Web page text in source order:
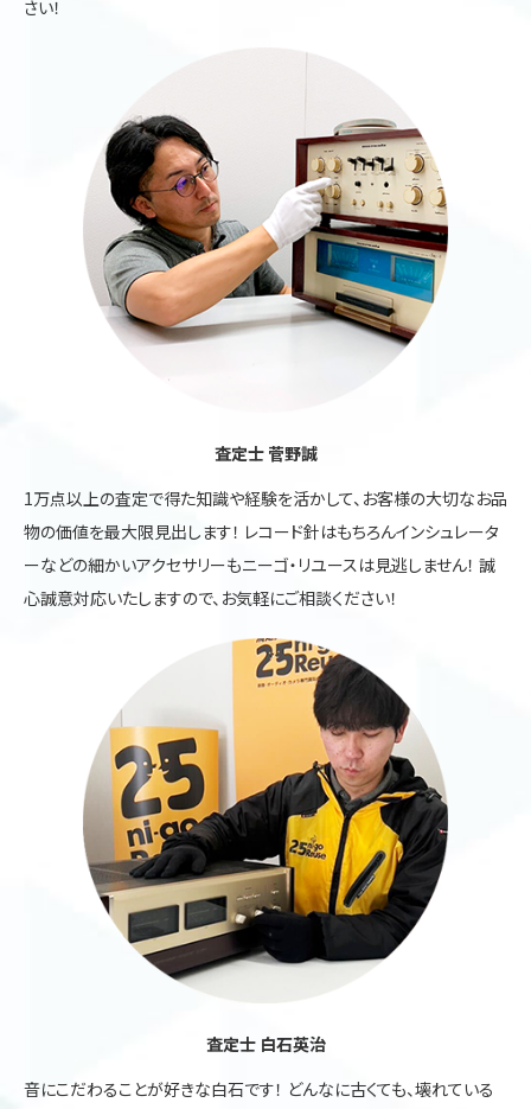
さい！
査定士 菅野誠
1万点以上の査定で得た知識や経験を活かして、お客様の大切なお品
物の価値を最大限見出します！ レコード針はもちろんインシュレータ
ーなどの細かいアクセサリーもニーゴ・リユースは見逃しません！ 誠
心誠意対応いたしますので、お気軽にご相談ください！
査定士 白石英治
音にこだわることが好きな白石です！ どんなに古くても、壊れている